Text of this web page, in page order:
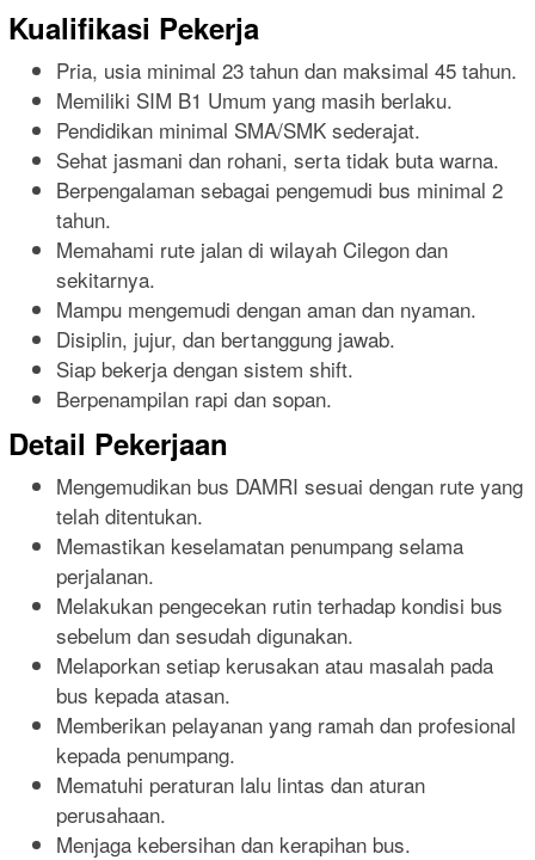
Kualifikasi Pekerja
Pria, usia minimal 23 tahun dan maksimal 45 tahun.
Memiliki SIM B1 Umum yang masih berlaku.
Pendidikan minimal SMA/SMK sederajat.
Sehat jasmani dan rohani, serta tidak buta warna.
Berpengalaman sebagai pengemudi bus minimal 2
tahun.
Memahami rute jalan di wilayah Cilegon dan
sekitarnya.
Mampu mengemudi dengan aman dan nyaman.
Disiplin, jujur, dan bertanggung jawab.
Siap bekerja dengan sistem shift.
Berpenampilan rapi dan sopan.
Detail Pekerjaan
Mengemudikan bus DAMRI sesuai dengan rute yang
telah ditentukan.
Memastikan keselamatan penumpang selama
perjalanan.
Melakukan pengecekan rutin terhadap kondisi bus
sebelum dan sesudah digunakan.
Melaporkan setiap kerusakan atau masalah pada
bus kepada atasan.
Memberikan pelayanan yang ramah dan profesional
kepada penumpang.
Mematuhi peraturan lalu lintas dan aturan
perusahaan.
Menjaga kebersihan dan kerapihan bus.